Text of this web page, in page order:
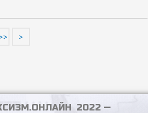
>
2022 —